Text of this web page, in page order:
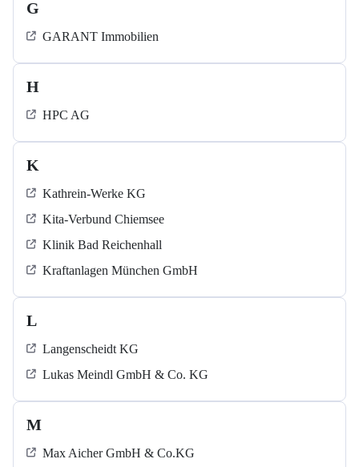
G
GARANT Immobilien
H
HPC AG
K
Kathrein-Werke KG
Kita-Verbund Chiemsee
Klinik Bad Reichenhall
Kraftanlagen München GmbH
L
Langenscheidt KG
Lukas Meindl GmbH & Co. KG
M
Max Aicher GmbH & Co.KG